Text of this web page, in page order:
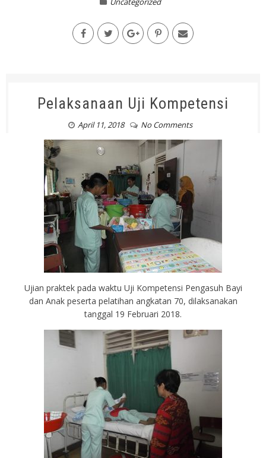
Pelaksanaan Uji Kompetensi
April 11, 2018 No Comments
Ujian praktek pada waktu Uji Kompetensi Pengasuh Bayi
dan Anak peserta pelatihan angkatan 70, dilaksanakan
tanggal 19 Februari 2018.